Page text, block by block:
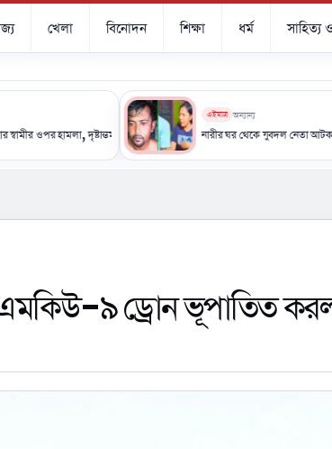
খেলা বিনোদন শিক্ষা ধর্ম সাহিত্য
দৃষ্টান্তমূলক শাস্তির দাবি- স্ত্রী তারিন আক্তারের
এইমাত্র অন্যান্য
নারীর ঘর থেকে যুবদল নেতা আটক, মারধরের
এমকিউ-৯ ড্রোন ভূপাতিত